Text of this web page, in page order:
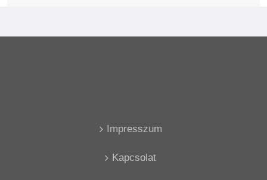
Impresszum
Kapcsolat